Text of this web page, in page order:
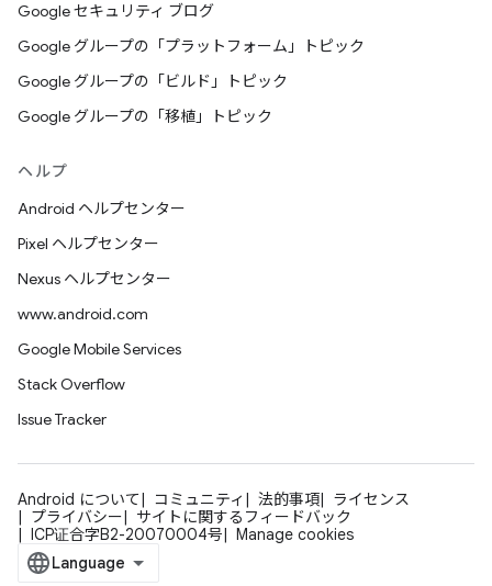
Google セキュリティ ブログ
Google グループの「プラットフォーム」トピック
Google グループの「ビルド」トピック
Google グループの「移植」トピック
ヘルプ
Android ヘルプセンター
Pixel ヘルプセンター
Nexus ヘルプセンター
www.android.com
Google Mobile Services
Stack Overflow
Issue Tracker
Android について コミュニティ 法的事項
ライセンス
プライバシー
サイトに関するフィードバック
ICP证合字B2-20070004号
Manage cookies